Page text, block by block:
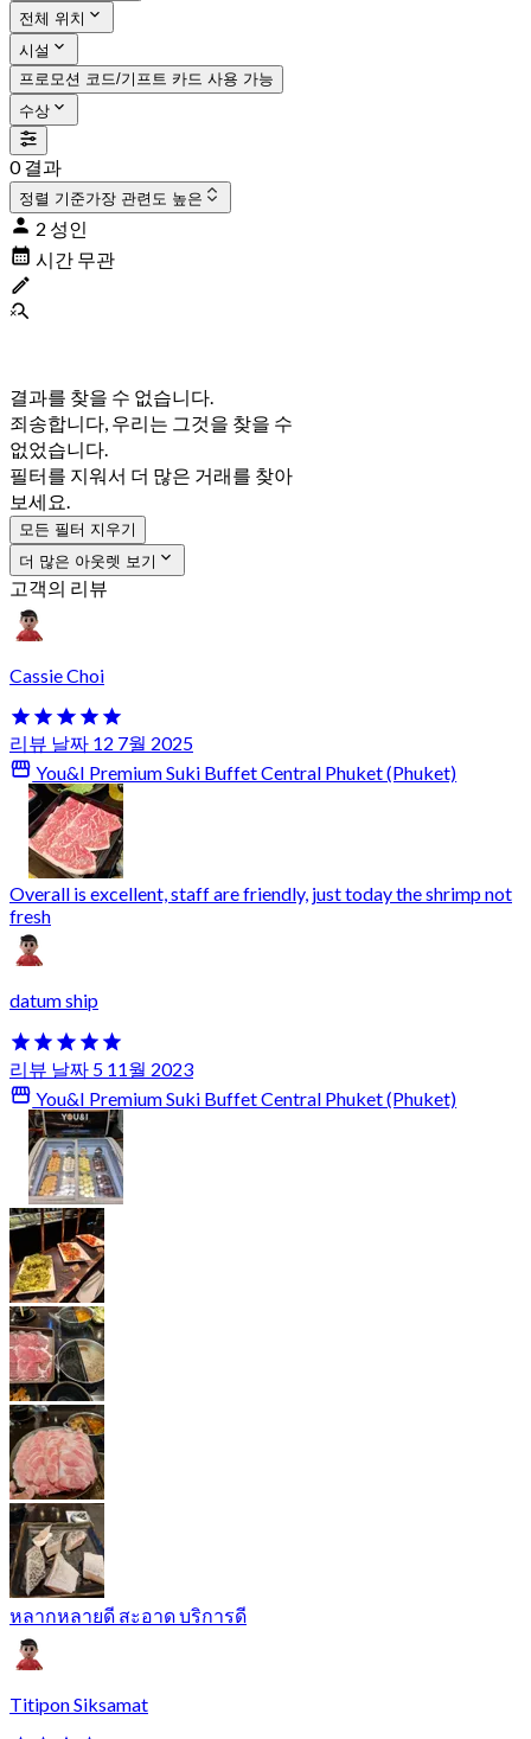
전체 위치
시설
프로모션 코드/기프트 카드 사용 가능
수상
0 결과
정렬 기준가장 관련도 높은
2 성인
시간 무관
결과를 찾을 수 없습니다.
죄송합니다, 우리는 그것을 찾을 수
없었습니다.
필터를 지워서 더 많은 거래를 찾아
보세요.
모든 필터 지우기
더 많은 아웃렛 보기
고객의 리뷰
Cassie Choi
리뷰 날짜 12 7월 2025
You&I Premium Suki Buffet Central Phuket (Phuket)
Overall is excellent, staff are friendly, just today the shrimp not
fresh
datum ship
리뷰 날짜 5 11월 2023
You&I Premium Suki Buffet Central Phuket (Phuket)
หลากหลายดี สะอาด บริการดี
Titipon Siksamat